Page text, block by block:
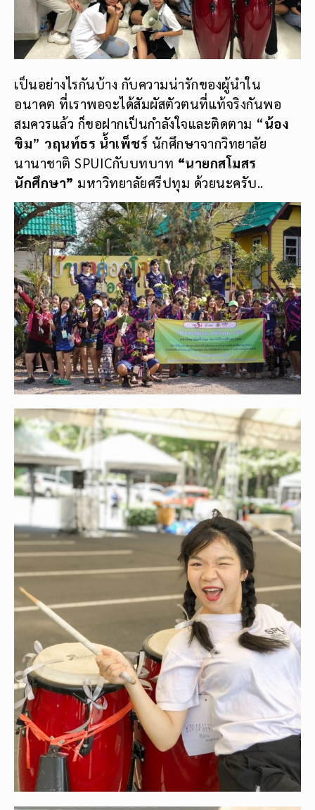
เป็นอย่างไรกันบ้าง กับความน่ารักของผู้นำใน
อนาคต ที่เราพอจะได้สัมผัสตัวตนที่แท้จริงกันพอ
สมควรแล้ว ก็ขอฝากเป็นกำลังใจและติดตาม “น้อง
ขิม” วฤนท์ธร น้ำเพ็ชร์ นักศึกษาจากวิทยาลัย
นานาชาติ SPUICกับบทบาท “นายกสโมสร
นักศึกษา” มหาวิทยาลัยศรีปทุม ด้วยนะครับ..